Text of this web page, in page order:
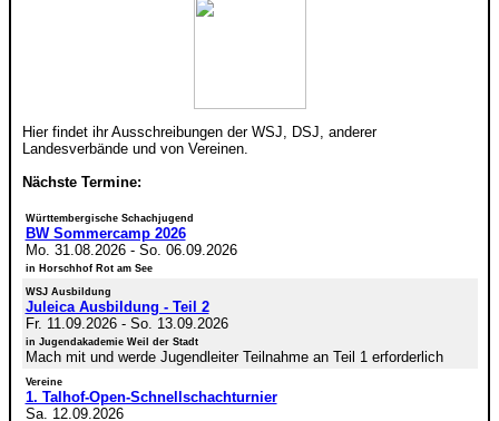
Hier findet ihr Ausschreibungen der WSJ, DSJ, anderer
Landesverbände und von Vereinen.
Nächste Termine:
Württembergische Schachjugend
BW Sommercamp 2026
Mo. 31.08.2026- So. 06.09.2026
in Horschhof Rot am See
WSJ Ausbildung
Juleica Ausbildung - Teil 2
Fr. 11.09.2026- So. 13.09.2026
in Jugendakademie Weil der Stadt
Mach mit und werde Jugendleiter Teilnahme an Teil 1 erforderlich
Vereine
1. Talhof-Open-Schnellschachturnier
Sa. 12.09.2026